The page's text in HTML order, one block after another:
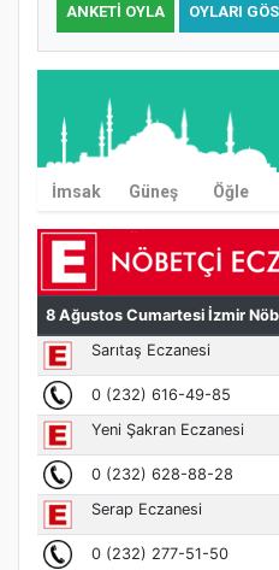
MÜFTÜ
ANKETI OYLA OYLARI
İmsak Güneş Öğle